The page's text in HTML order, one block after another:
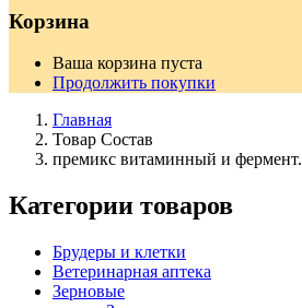
Корзина
Ваша корзина пуста
Продолжить покупки
Главная
Товар Состав
премикс витаминный и фермент.
Категории товаров
Брудеры и клетки
Ветеринарная аптека
Зерновые